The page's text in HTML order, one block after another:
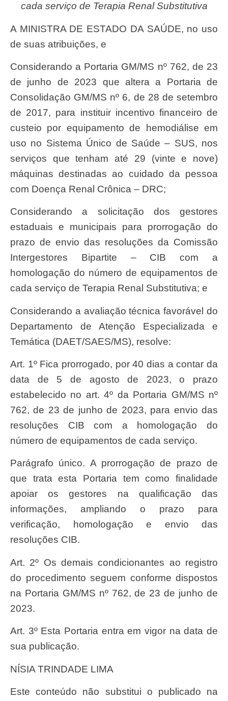
cada serviço de Terapia Renal Substitutiva
A MINISTRA DE ESTADO DA SAÚDE, no uso
de suas atribuições, e
Considerando a Portaria GM/MS nº 762, de 23
de junho de 2023 que altera a Portaria de
Consolidação GM/MS nº 6, de 28 de setembro
de 2017, para instituir incentivo financeiro de
custeio por equipamento de hemodiálise em
uso no Sistema Único de Saúde – SUS, nos
serviços que tenham até 29 (vinte e nove)
máquinas destinadas ao cuidado da pessoa
com Doença Renal Crônica – DRC;
Considerando a solicitação dos gestores
estaduais e municipais para prorrogação do
prazo de envio das resoluções da Comissão
Intergestores Bipartite – CIB com a
homologação do número de equipamentos de
cada serviço de Terapia Renal Substitutiva; e
Considerando a avaliação técnica favorável do
Departamento de Atenção Especializada e
Temática (DAET/SAES/MS), resolve:
Art. 1º Fica prorrogado, por 40 dias a contar da
data de 5 de agosto de 2023, o prazo
estabelecido no art. 4º da Portaria GM/MS nº
762, de 23 de junho de 2023, para envio das
resoluções CIB com a homologação do
número de equipamentos de cada serviço.
Parágrafo único. A prorrogação de prazo de
que trata esta Portaria tem como finalidade
apoiar os gestores na qualificação das
informações, ampliando o prazo para
verificação, homologação e envio das
resoluções CIB.
Art. 2º Os demais condicionantes ao registro
do procedimento seguem conforme dispostos
na Portaria GM/MS nº 762, de 23 de junho de
2023.
Art. 3º Esta Portaria entra em vigor na data de
sua publicação.
NÍSIA TRINDADE LIMA
Este conteúdo não substitui o publicado na